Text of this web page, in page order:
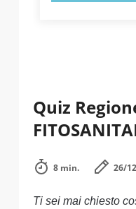
Quiz
8 min. 26/
Ti sei mai chiesto